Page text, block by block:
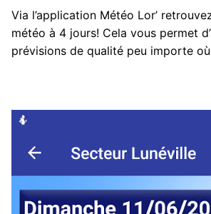
Via l’application Météo Lor’
météo à 4 jours! Cela vous permet
prévisions de qualité peu importe